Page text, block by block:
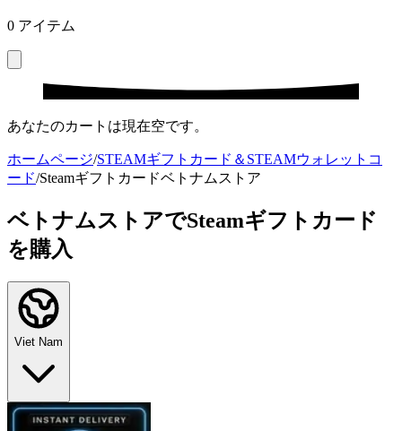
0 アイテム
あなたのカートは現在空です。
ホームページ/STEAMギフトカード＆STEAMウォレットコ
ード/Steamギフトカードベトナムストア
ベトナムストアでSteamギフトカード
を購入
Viet Nam